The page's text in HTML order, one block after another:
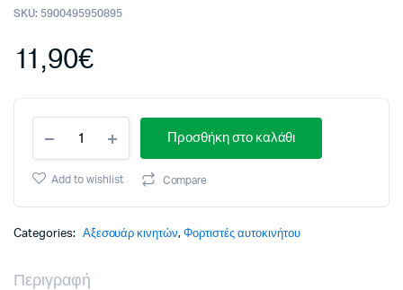
SKU: 5900495950895
11,90€
CAR
CHARGER
MXCC-
QC3.0
PORT
Προσθήκη στο καλάθι
Add to wishlist Compare
Categories: Αξεσουάρ κινητών,Φορτιστές αυτοκινήτου
Περιγραφή